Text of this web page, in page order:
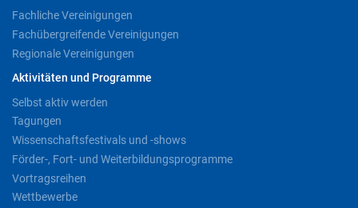
Fachliche Vereinigungen
Fachübergreifende Vereinigungen
Regionale Vereinigungen
Aktivitäten und Programme
Selbst aktiv werden
Tagungen
Wissenschaftsfestivals und -shows
Förder-, Fort- und Weiterbildungsprogramme
Vortragsreihen
Wettbewerbe